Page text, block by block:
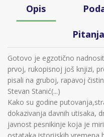
Opis
Gotovo je egzotično
prvoj, rukopisnoj još knjizi,
pisali na gruboj, rapavoj
Stevan Stanić(...)
Kako su godine
dokazivanja davnih utisaka,
javnost pesnikinje koja je